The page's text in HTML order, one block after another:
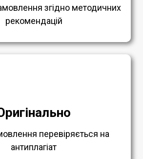
згідно методичних
рекомендацій
перевіряється на
антиплагіат